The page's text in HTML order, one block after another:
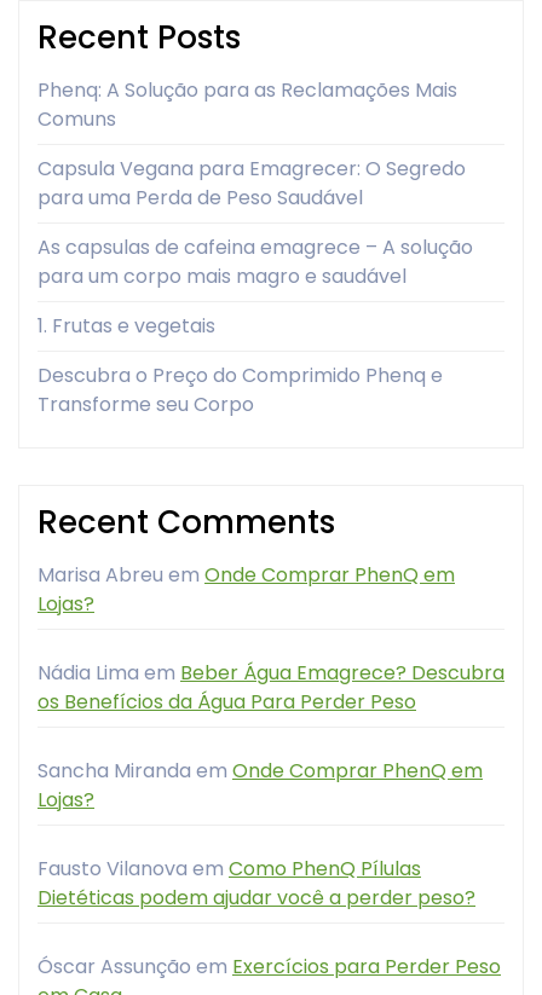
Recent Posts
Phenq: A Solução para as Reclamações Mais
Comuns
Capsula Vegana para Emagrecer: O Segredo
para uma Perda de Peso Saudável
As capsulas de cafeina emagrece – A solução
para um corpo mais magro e saudável
1. Frutas e vegetais
Descubra o Preço do Comprimido Phenq e
Transforme seu Corpo
Recent Comments
Marisa Abreu em Onde Comprar PhenQ em
Lojas?
Nádia Lima em Beber Água Emagrece? Descubra
os Benefícios da Água Para Perder Peso
Sancha Miranda em Onde Comprar PhenQ em
Lojas?
Fausto Vilanova em Como PhenQ Pílulas
Dietéticas podem ajudar você a perder peso?
Óscar Assunção em Exercícios para Perder Peso